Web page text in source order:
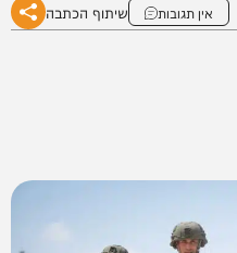
אין תגובות שיתוף הכתבה